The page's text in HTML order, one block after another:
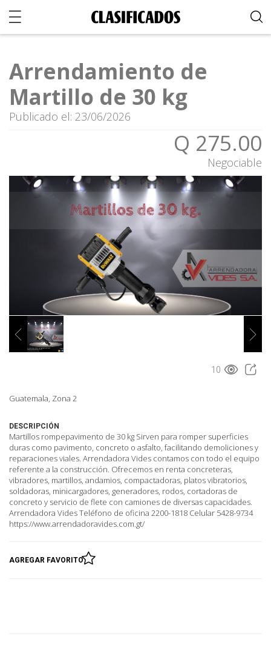
Arrendamiento de
Martillo de 30 kg
Publicado el: 23/06/2026
Q 275.00
Negociable
10
Guatemala, Zona 2
DESCRIPCIÓN
Martillos rompepavimento de 30 kg Sirven para romper superficies
duras como pavimento, concreto o asfalto, facilitando demoliciones y
reparaciones viales. Arrendadora Vides contamos con todo el equipo
referente a la construcción. Ofrecemos en renta concreteras,
vibradores, martillos, andamios, compactadoras, platos vibratorios,
soldadoras, minicargadores, generadores, rodos, cortadoras de
concreto y servicio de flete con camiones de diversas capacidades.
Arrendadora Vides Teléfono de oficina 2200-1818 Celular 5428-9734
https://www.arrendadoravides.com.gt/
AGREGAR FAVORITO